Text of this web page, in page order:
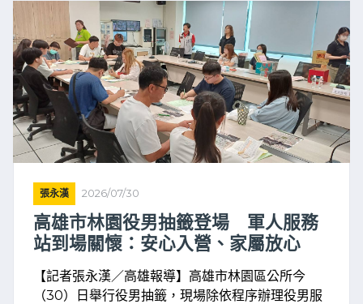
張永漢 2026/07/30
高雄市林園役男抽籤登場 軍人服務
站到場關懷：安心入營、家屬放心
【記者張永漢／高雄報導】高雄市林園區公所今
（30）日舉行役男抽籤，現場除依程序辦理役男服